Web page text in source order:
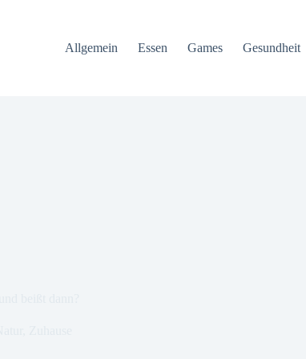
Allgemein
Essen Games Gesundheit